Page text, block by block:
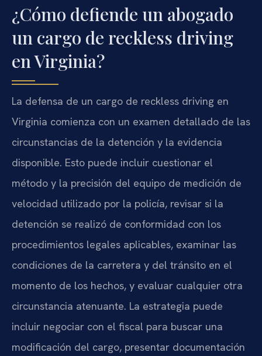
¿Cómo defiende un abogado
un cargo de reckless driving
en Virginia?
La defensa de un cargo de reckless driving en
Virginia comienza con un examen detallado de las
circunstancias de la detención y la evidencia
disponible. Esto puede incluir cuestionar el
método y la precisión del equipo de medición de
velocidad utilizado por la policía, revisar si la
detención se realizó de conformidad con los
procedimientos legales aplicables, examinar las
condiciones de la carretera y del tránsito en el
momento de los hechos, y evaluar cualquier otra
circunstancia atenuante. La estrategia puede
incluir negociar con el fiscal para buscar una
modificación del cargo, presentar documentación